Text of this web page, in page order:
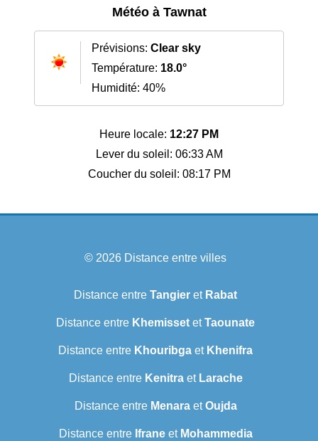
Météo à Tawnat
Prévisions: Clear sky
Température: 18.0°
Humidité: 40%
Heure locale: 12:27 PM
Lever du soleil: 06:33 AM
Coucher du soleil: 08:17 PM
© 2026 Distance entre villes
Distance entre Tangier et Rabat
Distance entre Khemisset etTaounate
Distance entre Khouribga et Khenifra
Distance entre Kenitraet Larache
Distance entre MenaraetOujda
Distance entre Ifraneet Mohammedia